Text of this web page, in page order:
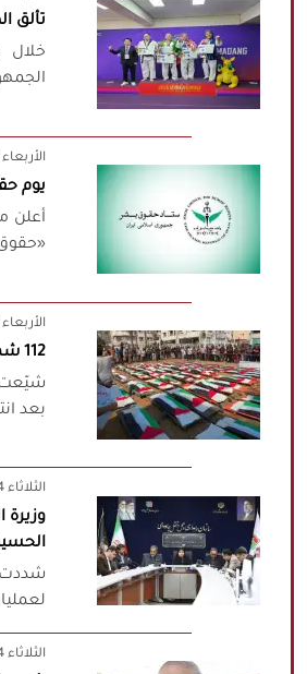
تألق
‫‫الأربعاء‬‬ 2026/8/5 11:38
يوم
أعلن
‫‫الأربعاء‬‬ 2026/8/5 09:40
112 شهيدًا .. أكبر جنازة جماعية في غزة
بعد
‫‫الثلاثاء‬‬ 2026/8/4 16:06
وزيرة
شددت
‫‫الثلاثاء‬‬ 2026/8/4 16:05